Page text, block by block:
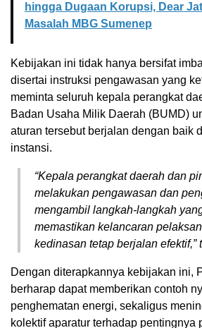
hingga Dugaan Korupsi, Dear
Masalah MBG Sumenep
Kebijakan ini tidak hanya bersifat
disertai instruksi pengawasan yang
meminta seluruh kepala perangkat
Badan Usaha Milik Daerah (BUMD)
aturan tersebut berjalan dengan baik
instansi.
“Kepala perangkat daerah dan
melakukan pengawasan dan
mengambil langkah-langkah
memastikan kelancaran
kedinasan tetap berjalan efektif,”
Dengan diterapkannya kebijakan ini,
berharap dapat memberikan contoh
penghematan energi, sekaligus
kolektif aparatur terhadap pentingnya